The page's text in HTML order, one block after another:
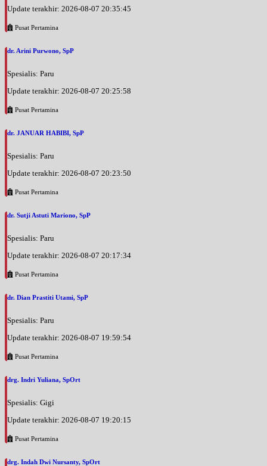
Update terakhir: 2026-08-07 20:35:45
Pusat Pertamina
dr. Arini Purwono, SpP
Spesialis: Paru
Update terakhir: 2026-08-07 20:25:58
Pusat Pertamina
dr. JANUAR HABIBI, SpP
Spesialis: Paru
Update terakhir: 2026-08-07 20:23:50
Pusat Pertamina
dr. Sutji Astuti Mariono, SpP
Spesialis: Paru
Update terakhir: 2026-08-07 20:17:34
Pusat Pertamina
dr. Dian Prastiti Utami, SpP
Spesialis: Paru
Update terakhir: 2026-08-07 19:59:54
Pusat Pertamina
drg. Indri Yuliana, SpOrt
Spesialis: Gigi
Update terakhir: 2026-08-07 19:20:15
Pusat Pertamina
drg. Indah Dwi Nursanty, SpOrt